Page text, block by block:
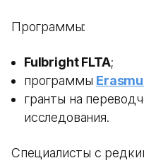
Программы:
Fulbright FLTA;
программы
гранты на
исследования.
Специалисты с